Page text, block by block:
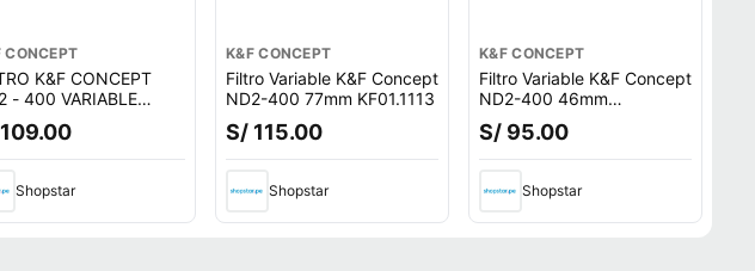
CONCEPT
K&F CONCEPT
- 400 VARIABLE
- KF01.1107
Shopstar
K&F CONCEPT
Filtro Variable K&F Concept
ND2-400 77mm KF01.1113
S/ 115.00
Shopstar
K&F CONCEPT
Filtro Variable K&F Concept
ND2-400 46mm
KF01.1105
S/ 95.00
Shopstar